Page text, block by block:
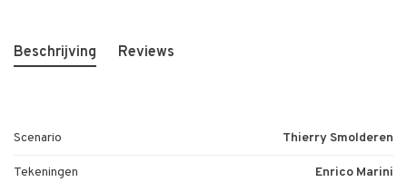
Beschrijving Reviews
Scenario Thierry Smolderen
Tekeningen Enrico Marini